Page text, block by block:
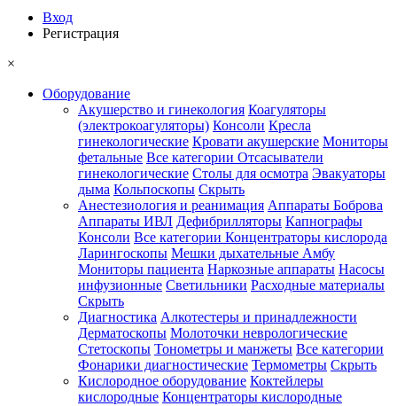
Вход
Регистрация
×
Оборудование
Акушерство и гинекология Коагуляторы
(электрокоагуляторы) Консоли Кресла
гинекологические Кровати акушерские Мониторы
фетальные Все категории Отсасыватели
гинекологические Столы для осмотра Эвакуаторы
дыма Кольпоскопы Скрыть
Анестезиология и реанимация Аппараты Боброва
Аппараты ИВЛ Дефибрилляторы Капнографы
Консоли Все категории Концентраторы кислорода
Ларингоскопы Мешки дыхательные Амбу
Мониторы пациента Наркозные аппараты Насосы
инфузионные Светильники Расходные материалы
Скрыть
Диагностика Алкотестеры и принадлежности
Дерматоскопы Молоточки неврологические
Стетоскопы Тонометры и манжеты Все категории
Фонарики диагностические Термометры Скрыть
Кислородное оборудование Коктейлеры
кислородные Концентраторы кислородные